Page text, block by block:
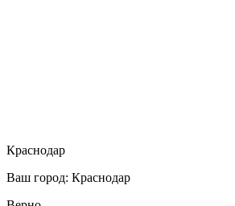
Краснодар
Ваш город: Краснодар